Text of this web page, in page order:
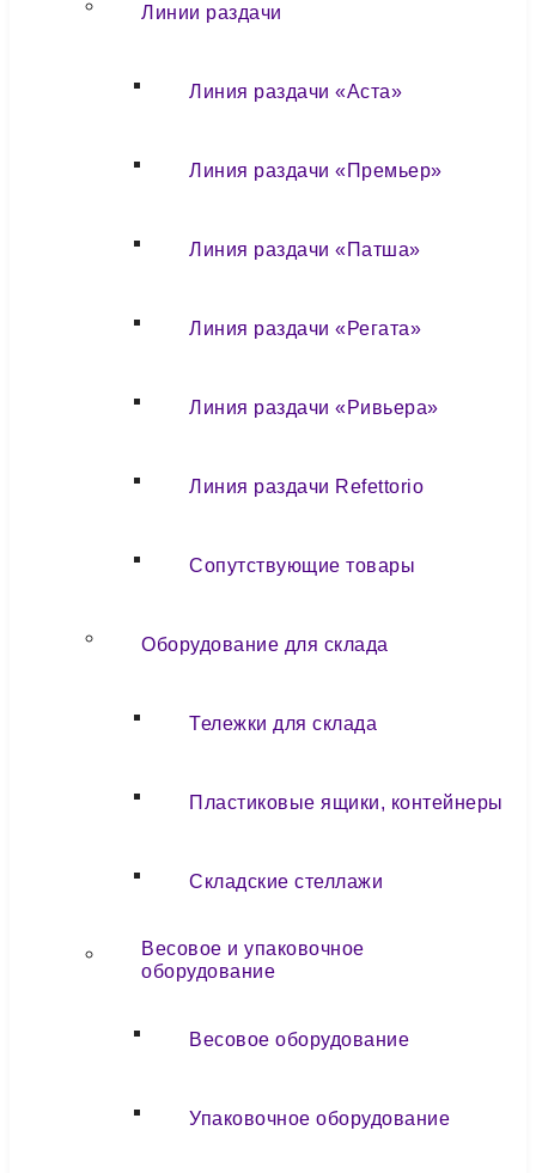
Линии раздачи
Линия раздачи «Аста»
Линия раздачи «Премьер»
Линия раздачи «Патша»
Линия раздачи «Регата»
Линия раздачи «Ривьера»
Линия раздачи Refettorio
Сопутствующие товары
Оборудование для склада
Тележки для склада
Пластиковые ящики, контейнеры
Складские стеллажи
Весовое и упаковочное
оборудование
Весовое оборудование
Упаковочное оборудование